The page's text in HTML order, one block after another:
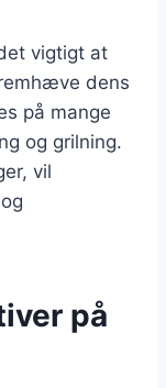
vigtigt at
dens
på mange
og grilning.
vil
på